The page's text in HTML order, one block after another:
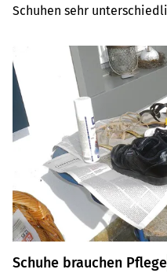
Schuhen sehr
Schuhe brauchen Pflege